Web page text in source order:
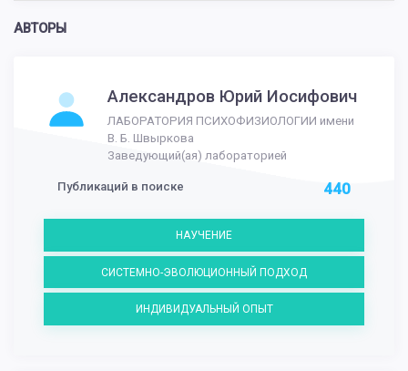
АВТОРЫ
Александров Юрий Иосифович
ЛАБОРАТОРИЯ ПСИХОФИЗИОЛОГИИ имени
В. Б. Швыркова
Заведующий(ая) лабораторией
Публикаций в поиске 440
НАУЧЕНИЕ
СИСТЕМНО-ЭВОЛЮЦИОННЫЙ ПОДХОД
ИНДИВИДУАЛЬНЫЙ ОПЫТ